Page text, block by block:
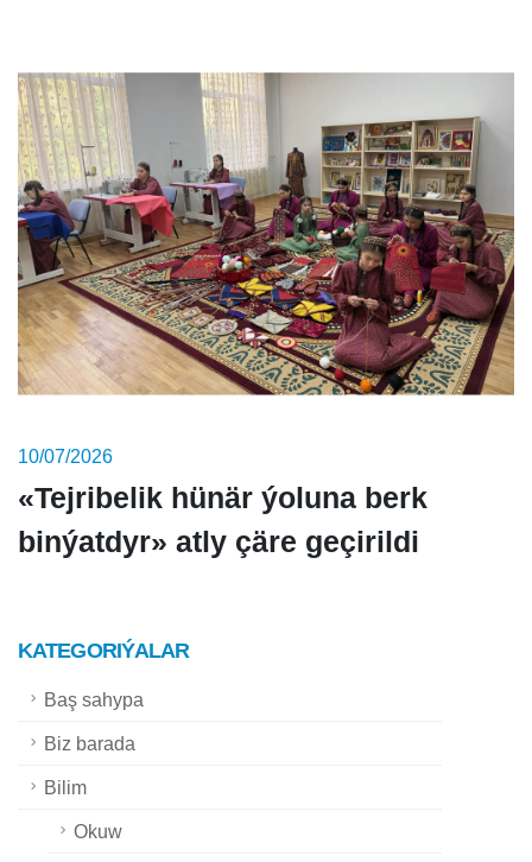
10/07/2026
«Tejribelik hünär ýoluna berk
binýatdyr» atly çäre geçirildi
KATEGORIÝALAR
Baş sahypa
Biz barada
Bilim
Okuw